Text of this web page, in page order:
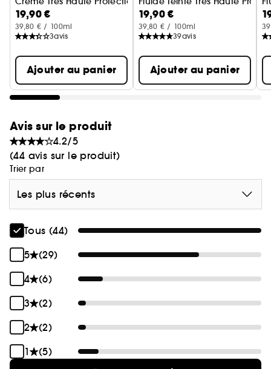
19,90 €
39,80 € / 100ml
3avis
Ajouter au panier
19,90 €
39,80 € / 100ml
39avis
Ajouter au panier
Avis sur le produit
4.2/5
(44 avis sur le produit)
Trier par
Les plus récents
Tous (44)
5
(29)
4
(6)
3
(2)
2
(2)
1
(5)